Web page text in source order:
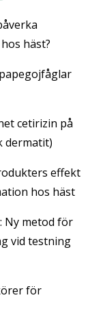
häst?
cetirizin på
dermatit)
effekt
hos häst
Ny metod för
vid testning
för